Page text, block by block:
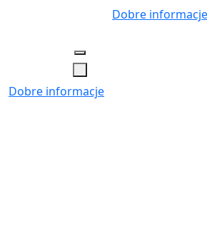
Dobre informacje
Dobre informacje